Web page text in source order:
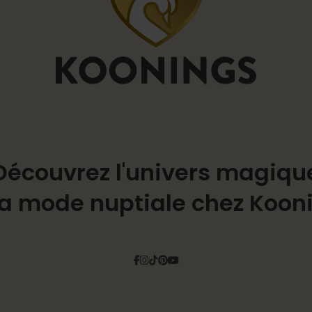
l'univers
mode nuptiale chez
Facebook
Instagram
Tiktok
Pinterest
YouTube